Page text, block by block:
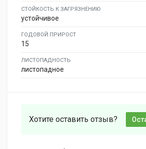
СТОЙКОСТЬ К ЗАГРЯЗНЕНИЮ
устойчивое
ГОДОВОЙ ПРИРОСТ
15
ЛИСТОПАДНОСТЬ
листопадное
Хотите оставить отзыв?